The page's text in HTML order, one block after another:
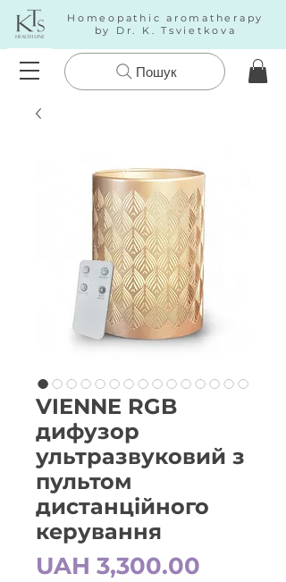
Homeopathic aromatherapy
by Dr. K. Tsvietkova
Пошук
VIENNE RGB
дифузор
ультразвуковий з
пультом
дистанційного
керування
UAH 3,300.00